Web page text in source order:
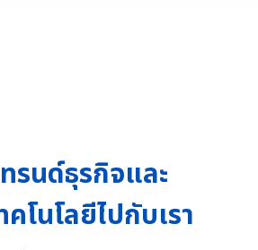
รนด์ธุรกิจและ
โนโลยีไปกับเรา